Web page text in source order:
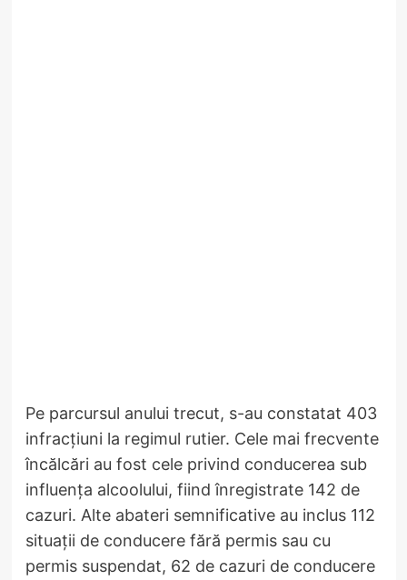
Pe parcursul anului trecut, s-au constatat 403
infracțiuni la regimul rutier. Cele mai frecvente
încălcări au fost cele privind conducerea sub
influența alcoolului, fiind înregistrate 142 de
cazuri. Alte abateri semnificative au inclus 112
situații de conducere fără permis sau cu
permis suspendat, 62 de cazuri de conducere